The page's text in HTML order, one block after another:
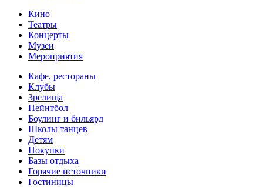
Кино
Театры
Концерты
Музеи
Мероприятия
Кафе, рестораны
Клубы
Зрелища
Пейнтбол
Боулинг и бильярд
Школы танцев
Детям
Покупки
Базы отдыха
Горячие источники
Гостиницы